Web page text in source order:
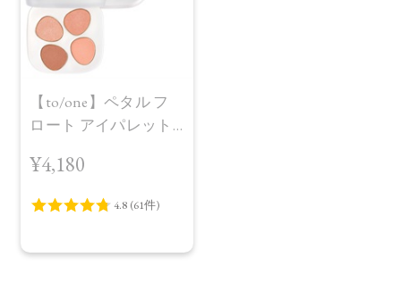
【to/one】ペタル フ
ロート アイパレット
¥4,180